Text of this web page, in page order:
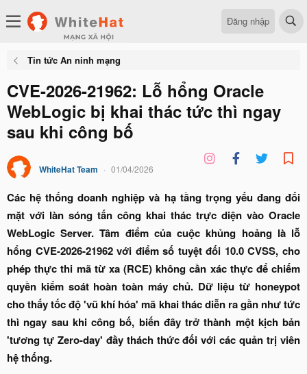
Đăng nhập
Tin tức An ninh mạng
CVE-2026-21962: Lỗ hổng Oracle
WebLogic bị khai thác tức thì ngay
sau khi công bố
WhiteHat Team 01/04/2026
Các hệ thống doanh nghiệp và hạ tầng trọng yếu đang đối
mặt với làn sóng tấn công khai thác trực diện vào Oracle
WebLogic Server. Tâm điểm của cuộc khủng hoảng là lỗ
hổng CVE-2026-21962 với điểm số tuyệt đối 10.0 CVSS, cho
phép thực thi mã từ xa (RCE) không cần xác thực để chiếm
quyền kiểm soát hoàn toàn máy chủ. Dữ liệu từ honeypot
cho thấy tốc độ 'vũ khí hóa' mã khai thác diễn ra gần như tức
thì ngay sau khi công bố, biến đây trở thành một kịch bản
'tương tự Zero-day' đầy thách thức đối với các quản trị viên
hệ thống.